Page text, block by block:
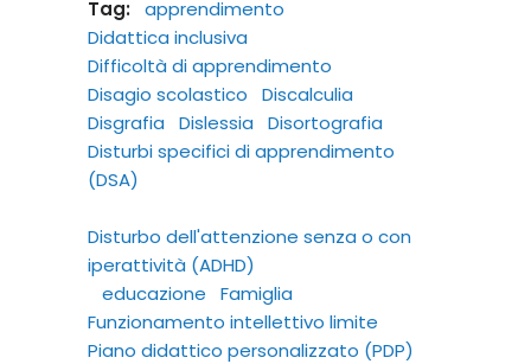
Tag:
apprendimento
Didattica inclusiva
Difficoltà di apprendimento
Disagio scolastico
Discalculia
Disgrafia
Dislessia
Disortografia
Disturbi specifici di apprendimento
(DSA)
Disturbo dell'attenzione senza o con
iperattività (ADHD)
educazione
Famiglia
Funzionamento intellettivo limite
Piano didattico personalizzato (PDP)